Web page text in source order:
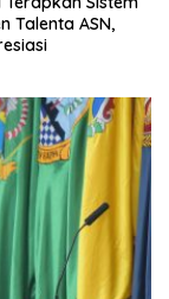
Talenta ASN,